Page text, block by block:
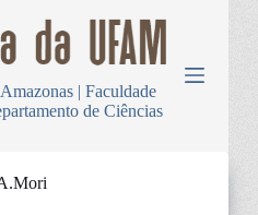
| Faculdade
de Ciências